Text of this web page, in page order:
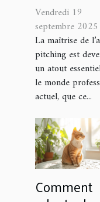
de pitching :
conseils et
astuces
Vendredi 19
septembre
La maîtrise de
pitching est
un atout
le monde
actuel, que ce...
Comment